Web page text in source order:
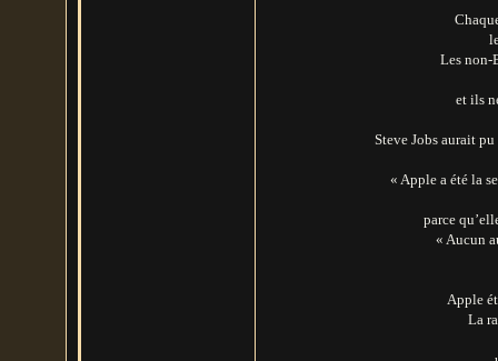
Les non-
et ils
Steve Jobs aurait
« Apple a été la
parce
« Aucun
Apple
La